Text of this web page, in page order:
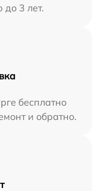
до 3 лет.
бесплатно
и обратно.